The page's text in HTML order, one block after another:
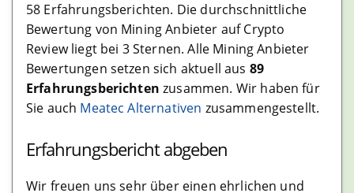
Krypto Steuern
Kostenlose Software
Cloud Software
Software
58 Erfahrungsberichten. Die durchschnittliche
Bewertung von Mining Anbieter auf Crypto
Review liegt bei 3 Sternen. Alle Mining Anbieter
Bewertungen setzen sich aktuell aus 89
Erfahrungsberichten zusammen. Wir haben für
Sie auch Meatec Alternativen zusammengestellt.
Erfahrungsbericht abgeben
Wir freuen uns sehr über einen ehrlichen und